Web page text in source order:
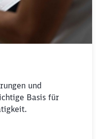
und
Basis für